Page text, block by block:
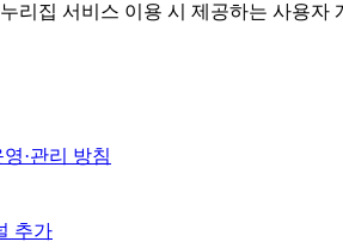
리집 서비스 이용 시 제공하는 사용
·관리 방침
추가